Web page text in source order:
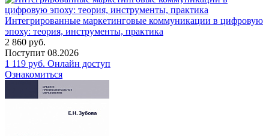
Интегрированные маркетинговые коммуникации в цифровую
эпоху: теория, инструменты, практика
2 860 руб.
Поступит 08.2026
1 119 руб. Онлайн доступ
Ознакомиться